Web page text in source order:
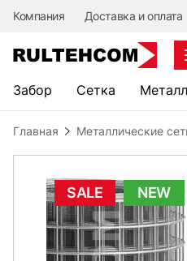
Компания Доставка и оплата
Забор Сетка
Главная Металлические
SALE NEW